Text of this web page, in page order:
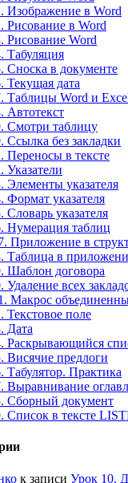
Изображение в Word
Рисование в Word
Рисование Word
Табуляция
Сноска в документе
Текущая дата
Таблицы Word и
Автотекст
Смотри таблицу
Ссылка без закладки
Переносы в тексте
Указатели
Элементы указателя
Формат указателя
Словарь указателя
Нумерация таблиц
Приложение в
Таблица в
Шаблон договора
Удаление всех
Макрос
Текстовое поле
Дата
Раскрывающийся
Висячие предлоги
Табулятор. Практика
Выравнивание
Сборный документ
Список в тексте
к записи Урок 10.